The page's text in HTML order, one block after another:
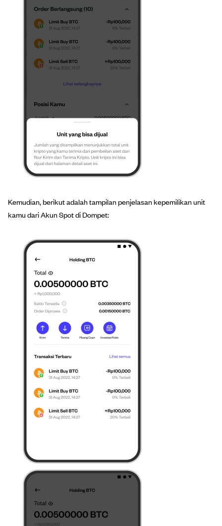
Kemudian, berikut adalah tampilan penjelasan kepemilikan unit
kamu dari Akun Spot di Dompet: